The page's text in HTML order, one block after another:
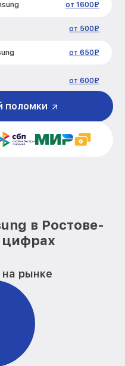
от 1600₽
от 500₽
от 650₽
от 600₽
от 2200₽
поломки
в Ростове-
на рынке